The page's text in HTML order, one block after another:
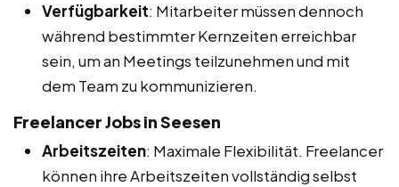
Verfügbarkeit: Mitarbeiter müssen dennoch
während bestimmter Kernzeiten erreichbar
sein, um an Meetings teilzunehmen und mit
dem Team zu kommunizieren.
Freelancer Jobs in Seesen
Arbeitszeiten: Maximale Flexibilität. Freelancer
können ihre Arbeitszeiten vollständig selbst